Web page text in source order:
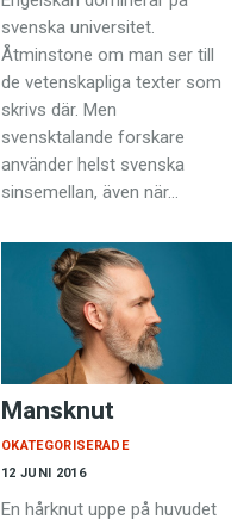
svenska universitet.
Åtminstone om man ser till
de vetenskapliga texter som
skrivs där. Men
svensktalande forskare
använder helst svenska
sinsemellan, även när…
Mansknut
12 JUNI 2016
OKATEGORISERADE
En hårknut uppe på huvudet